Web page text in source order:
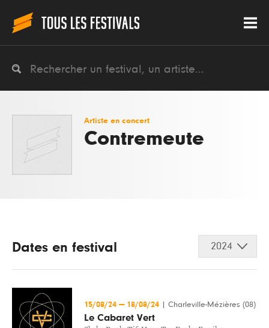
Artiste en concert
Contremeute
Dates en festival 2024
15/08/24 — 18/08/24 Charleville-Mézières (08)
Le Cabaret Vert